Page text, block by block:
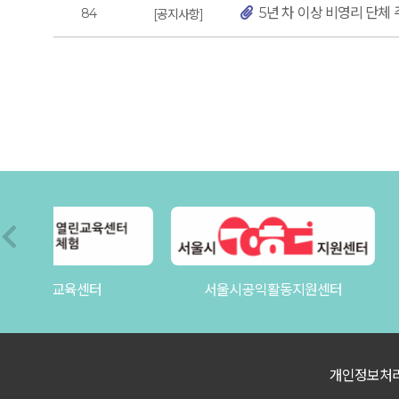
84 공지사항 5년 차 이상 비영리 단체
서울시공익활동지원센터
새마을운동중앙회
개인정보처